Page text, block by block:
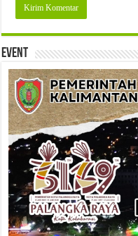
Event